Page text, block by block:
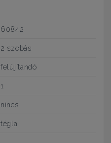
60842
2 szobás
felújítandó
1
nincs
tégla